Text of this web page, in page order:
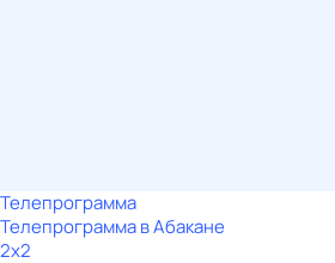
Телепрограмма
Телепрограмма в Абакане
2x2